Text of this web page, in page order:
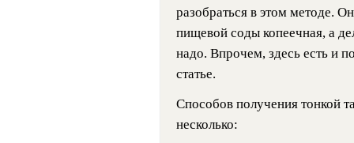
разобраться в этом методе.
пищевой соды копеечная, а
надо. Впрочем, здесь есть и
статье.
Способов получения тонкой
несколько: